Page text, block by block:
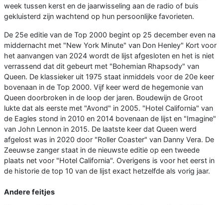
week tussen kerst en de jaarwisseling aan de radio of buis
gekluisterd zijn wachtend op hun persoonlijke favorieten.
De 25e editie van de Top 2000 begint op 25 december even na
middernacht met "New York Minute" van Don Henley" Kort voor
het aanvangen van 2024 wordt de lijst afgesloten en het is niet
verrassend dat dit gebeurt met "Bohemian Rhapsody" van
Queen. De klassieker uit 1975 staat inmiddels voor de 20e keer
bovenaan in de Top 2000. Vijf keer werd de hegemonie van
Queen doorbroken in de loop der jaren. Boudewijn de Groot
lukte dat als eerste met "Avond" in 2005. "Hotel California" van
de Eagles stond in 2010 en 2014 bovenaan de lijst en "Imagine"
van John Lennon in 2015. De laatste keer dat Queen werd
afgelost was in 2020 door "Roller Coaster" van Danny Vera. De
Zeeuwse zanger staat in de nieuwste editie op een tweede
plaats net voor "Hotel California". Overigens is voor het eerst in
de historie de top 10 van de lijst exact hetzelfde als vorig jaar.
Andere feitjes